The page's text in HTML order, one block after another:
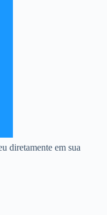
diretamente em sua